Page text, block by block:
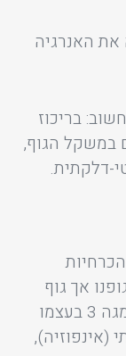
האנרגיה
חשוב: בריכוז
במשקל הגוף,
דלקתית.
חומצות השומן מקבוצת אומגה 3 הכרחיות
אך גוף
האדם אינו יכול לייצר חומצות אומגה 3 בעצמו
(אינפוזיה),